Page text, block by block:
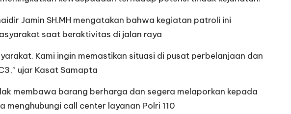
Jamin SH.MH mengatakan bahwa kegiatan patroli ini
saat beraktivitas di jalan raya
Kami ingin memastikan situasi di pusat perbelanjaan dan
ujar Kasat Samapta
membawa barang berharga dan segera melaporkan kepada
call center layanan Polri 110